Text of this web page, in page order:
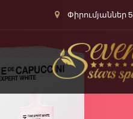
Փիրումյաններ 5